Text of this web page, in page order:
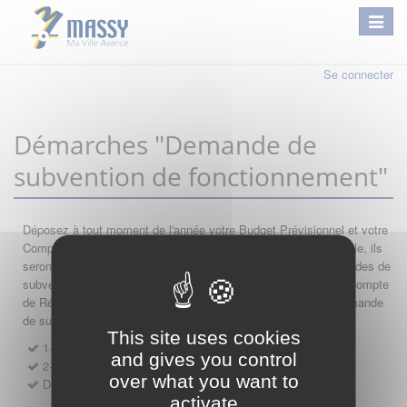
Se connecter
Démarches "Demande de
subvention de fonctionnement"
Déposez à tout moment de l'année votre Budget Prévisionnel et votre
Compte de Résultat : si leur année comptable est encore valable, ils
seront automatiquement réutilisés lors de vos nouvelles demandes de
subvention. Par conséquent merci de saisir dans l'ordre votre Compte
de Résultat, votre Budget Prévisionnel, et de finir par votre demande
de subvention.
1- Dépôt de Compte de Résultat de Fonctionnement
2- Dépôt de Budget Prévisionnel de Fonctionnement
Demande de subvention de fonctionnement 2027
This site uses cookies
and gives you control
over what you want to
activate